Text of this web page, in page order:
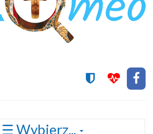
Przełącz
☰ Wybierz...